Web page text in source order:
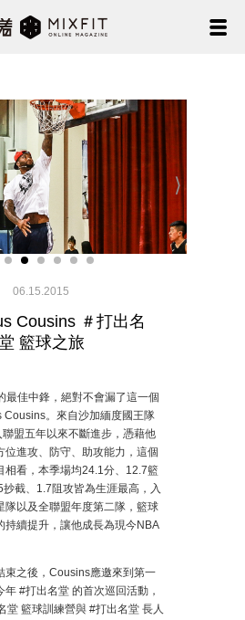
⟩
06.15.2015
Cousins ＃打出名
籃球之旅
最佳中鋒，絕對不會漏了這一個
Cousins。來自沙加緬度國王隊
盟五年以來不斷進步，憑藉他
位進攻、防守、助攻能力，這個
相看，本季場均24.1分、12.7籃
截、1.7阻攻皆為生涯最高，入
隊以及全聯盟年度第二隊，籃球
持續提升，讓他成長為現今NBA
束之後，Cousins應邀來到第一
#打出名堂 的首次巡回活動，
堂 籃球訓練營與 #打出名堂 長人